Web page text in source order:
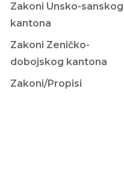
Zakoni Unsko-sanskog
kantona
Zakoni Zeničko-
dobojskog kantona
Zakoni/Propisi